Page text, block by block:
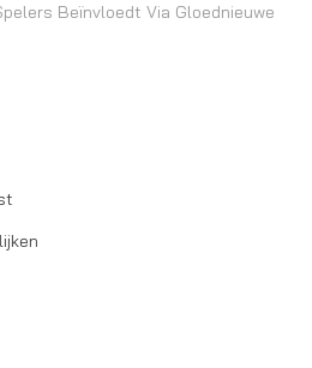
Beïnvloedt Via Gloednieuwe